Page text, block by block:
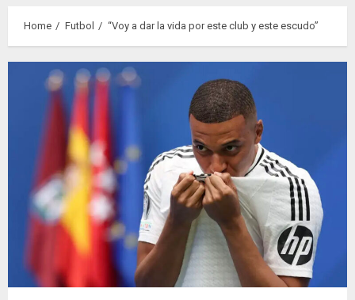
Home Futbol “Voy a dar la vida por este club y este escudo”